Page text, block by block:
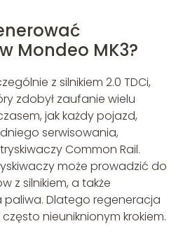
Mondeo MK3?
z silnikiem 2.0 TDCi,
zdobył zaufanie wielu
jak każdy pojazd,
serwisowania,
Common Rail.
może prowadzić do
z silnikiem, a także
paliwa. Dlatego regeneracja
nieuniknionym krokiem.